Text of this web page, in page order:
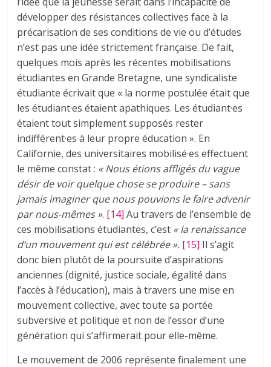
développer des résistances collectives face à la
précarisation de ses conditions de vie ou d’études
n’est pas une idée strictement française. De fait,
quelques mois après les récentes mobilisations
étudiantes en Grande Bretagne, une syndicaliste
étudiante écrivait que « la norme postulée était que
les étudiant·es étaient apathiques. Les étudiant·es
étaient tout simplement supposés rester
indifférent·es à leur propre éducation ». En
Californie, des universitaires mobilisé·es effectuent
le même constat : « Nous étions affligés du vague
désir de voir quelque chose se produire – sans
jamais imaginer que nous pouvions le faire advenir
par nous-mêmes». [14] Au travers de l’ensemble de
ces mobilisations étudiantes, c’est « la renaissance
d’un mouvement qui est célébrée». [15] Il s’agit
donc bien plutôt de la poursuite d’aspirations
anciennes (dignité, justice sociale, égalité dans
l’accès à l’éducation), mais à travers une mise en
mouvement collective, avec toute sa portée
subversive et politique et non de l’essor d’une
génération qui s’affirmerait pour elle-même.
Le mouvement de 2006 représente finalement une